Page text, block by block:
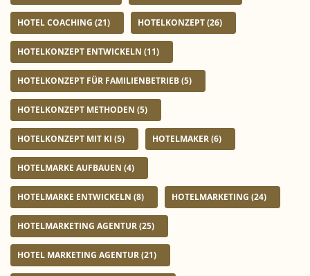
HOTEL COACHING (21) HOTELKONZEPT(26)
HOTELKONZEPT ENTWICKELN (11)
HOTELKONZEPT FÜR FAMILIENBETRIEB(5)
HOTELKONZEPT METHODEN (5)
HOTELKONZEPT MIT KI (5) HOTELMAKER(6)
HOTELMARKE AUFBAUEN (4)
HOTELMARKE ENTWICKELN (8) HOTELMARKETING (24)
HOTELMARKETING AGENTUR(25)
HOTEL MARKETING AGENTUR(21)